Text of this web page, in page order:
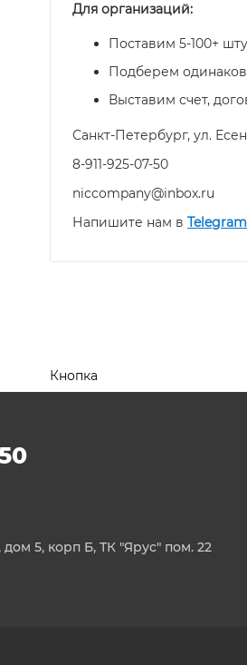
Для организаций:
Поставим 5-100+
Подберем
Выставим счет,
Санкт-Петербург, ул.
8-911-925-07-50
niccompany@inbox.ru
Напишите нам в Telegram
Кнопка
5, корп Б, ТК "Ярус" пом. 22